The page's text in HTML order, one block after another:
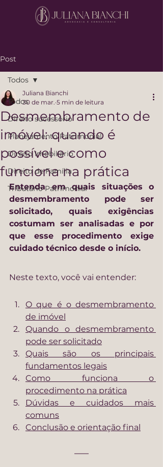
Post
Todos
Direito sucessório
Planejamento Patrimonial
Direito Imobiliário
Direito de Família
Tributário Patrimonial
Todos
Desmembramento de
imóvel: quando é
possível e como
funciona na prática
Juliana Bianchi
30 de mar. 5 min de leitura
Entenda em quais situações o
desmembramento pode ser
solicitado, quais exigências
costumam ser analisadas e por
que esse procedimento exige
cuidado técnico desde o início.
Neste texto, você vai entender:
O que é o desmembramento
de imóvel
Quando o desmembramento
pode ser solicitado
Quais são os principais
fundamentos legais
Como funciona o
procedimento na prática
Dúvidas e cuidados mais
comuns
Conclusão e orientação final